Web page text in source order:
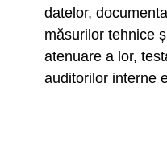
datelor,
măsurilor tehnice
atenuare a lor,
auditorilor interne